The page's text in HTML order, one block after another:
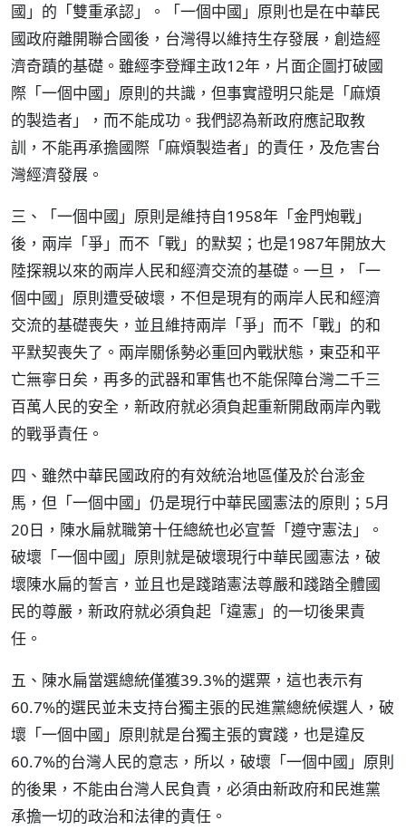
國」的「雙重承認」。「一個中國」原則也是在中華民
國政府離開聯合國後，台灣得以維持生存發展，創造經
濟奇蹟的基礎。雖經李登輝主政12年，片面企圖打破國
際「一個中國」原則的共識，但事實證明只能是「麻煩
的製造者」，而不能成功。我們認為新政府應記取教
訓，不能再承擔國際「麻煩製造者」的責任，及危害台
灣經濟發展。
三、「一個中國」原則是維持自1958年「金門炮戰」
後，兩岸「爭」而不「戰」的默契；也是1987年開放大
陸探親以來的兩岸人民和經濟交流的基礎。一旦，「一
個中國」原則遭受破壞，不但是現有的兩岸人民和經濟
交流的基礎喪失，並且維持兩岸「爭」而不「戰」的和
平默契喪失了。兩岸關係勢必重回內戰狀態，東亞和平
亡無寧日矣，再多的武器和軍售也不能保障台灣二千三
百萬人民的安全，新政府就必須負起重新開啟兩岸內戰
的戰爭責任。
四、雖然中華民國政府的有效統治地區僅及於台澎金
馬，但「一個中國」仍是現行中華民國憲法的原則；5月
20日，陳水扁就職第十任總統也必宣誓「遵守憲法」。
破壞「一個中國」原則就是破壞現行中華民國憲法，破
壞陳水扁的誓言，並且也是踐踏憲法尊嚴和踐踏全體國
民的尊嚴，新政府就必須負起「違憲」的一切後果責
任。
五、陳水扁當選總統僅獲39.3%的選票，這也表示有
60.7%的選民並未支持台獨主張的民進黨總統候選人，破
壞「一個中國」原則就是台獨主張的實踐，也是違反
60.7%的台灣人民的意志，所以，破壞「一個中國」原則
的後果，不能由台灣人民負責，必須由新政府和民進黨
承擔一切的政治和法律的責任。